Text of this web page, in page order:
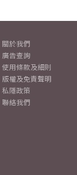
關於我們
廣告查詢
使用條款及細則
版權及免責聲明
私隱政策
聯絡我們